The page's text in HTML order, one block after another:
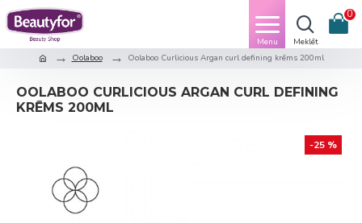
0
Oolaboo Oolaboo Curlicious Argan curl defining krēms 200ml
OOLABOO CURLICIOUS ARGAN CURL DEFINING
KRĒMS 200ML
-25 %